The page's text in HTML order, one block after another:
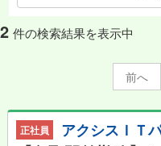
2 件の検索結果を表示中
前
正社員 アクシスＩＴ